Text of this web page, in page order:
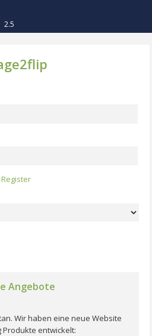
2.5
Register
Angebote
Wir haben eine neue Website
entwickelt: